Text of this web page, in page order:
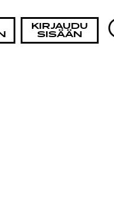
KIRJAUDU
SISÄÄN